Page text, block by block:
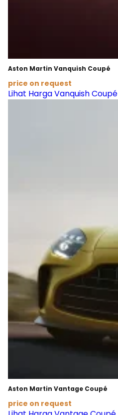
Aston Martin Vanquish Coupé
price on request
Lihat Harga Vanquish Coupé
Aston Martin Vantage Coupé
price on request